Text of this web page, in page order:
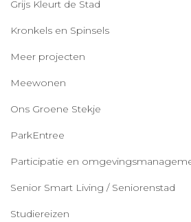
Grijs Kleurt de Stad
Kronkels en Spinsels
Meer projecten
Meewonen
Ons Groene Stekje
ParkEntree
Participatie en
Senior Smart Living / Seniorenstad
Studiereizen